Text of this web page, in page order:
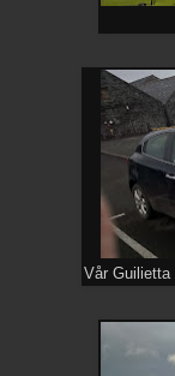
Vår Guilietta